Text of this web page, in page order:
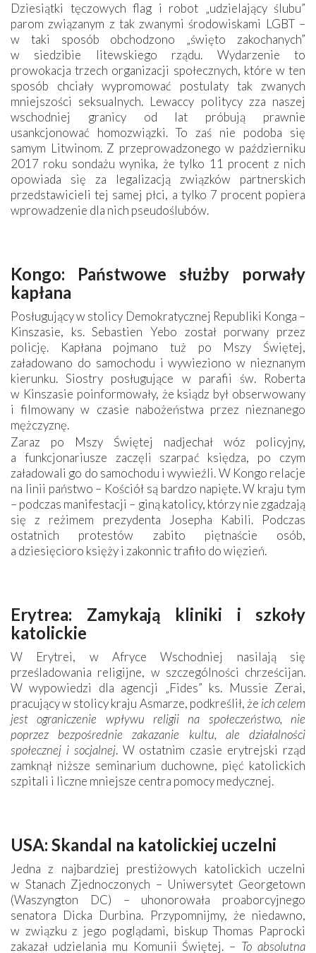
Dziesiątki tęczowych flag i robot „udzielający ślubu”
parom związanym z tak zwanymi środowiskami LGBT –
w taki sposób obchodzono „święto zakochanych”
w siedzibie litewskiego rządu. Wydarzenie to
prowokacja trzech organizacji społecznych, które w ten
sposób chciały wypromować postulaty tak zwanych
mniejszości seksualnych. Lewaccy politycy zza naszej
wschodniej granicy od lat próbują prawnie
usankcjonować homozwiązki. To zaś nie podoba się
samym Litwinom. Z przeprowadzonego w październiku
2017 roku sondażu wynika, że tylko 11 procent z nich
opowiada się za legalizacją związków partnerskich
przedstawicieli tej samej płci, a tylko 7 procent popiera
wprowadzenie dla nich pseudo­ślubów.
Kongo: Państwowe służby porwały
kapłana
Posługujący w stolicy Demokratycznej Republiki Konga –
Kinszasie, ks. Sebastien Yebo został porwany przez
policję. Kapłana pojmano tuż po Mszy Świętej,
załadowano do samochodu i wywieziono w nieznanym
kierunku. Siostry posługujące w parafii św. Roberta
w Kinszasie poinformowały, że ksiądz był obserwowany
i filmowany w czasie nabożeństwa przez nieznanego
mężczyznę.
Zaraz po Mszy Świętej nadjechał wóz policyjny,
a funkcjonariusze zaczęli szarpać księdza, po czym
załadowali go do samochodu i wywieźli. W Kongo relacje
na linii państwo – Kościół są bardzo napięte. W kraju tym
– podczas manifestacji – giną katolicy, którzy nie zgadzają
się z reżimem prezydenta Josepha Kabili. Podczas
ostatnich protestów zabito piętnaście osób,
a dziesięcioro księży i zakonnic trafiło do więzień.
Erytrea: Zamykają kliniki i szkoły
katolickie
W Erytrei, w Afryce Wschodniej nasilają się
prześladowania religijne, w szczególności chrześcijan.
W wypowiedzi dla agencji „Fides” ks. Mussie Zerai,
pracujący w stolicy kraju Asmarze, podkreślił, że ich celem
jest ograniczenie wpływu religii na społeczeństwo, nie
poprzez bezpośrednie zakazanie kultu, ale działalności
społecznej i socjalnej. W ostatnim czasie erytrejski rząd
zamknął niższe seminarium duchowne, pięć katolickich
szpitali i liczne mniejsze centra pomocy medycznej.
USA: Skandal na katolickiej uczelni
Jedna z najbardziej prestiżowych katolickich uczelni
w Stanach Zjednoczonych – Uniwersytet George­town
(Waszyngton DC) – uhonorowała proaborcyjnego
senatora Dicka Durbina. Przypomnijmy, że niedawno,
w związku z jego poglądami, biskup Thomas Paprocki
zakazał udzielania mu Komunii Świętej. – To absolutna